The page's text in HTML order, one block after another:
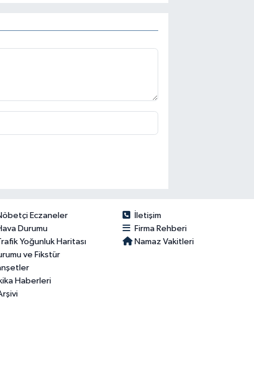
Eczaneler
Durumu
Yoğunluk Haritası
ve Fikstür
Haberleri
İletişim
Firma Rehberi
Namaz Vakitleri